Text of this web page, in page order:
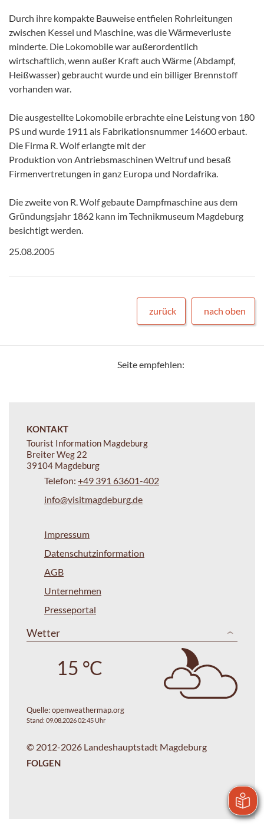
Durch ihre kompakte Bauweise entfielen Rohrleitungen
zwischen Kessel und Maschine, was die Wärmeverluste
minderte. Die Lokomobile war außerordentlich
wirtschaftlich, wenn außer Kraft auch Wärme (Abdampf,
Heißwasser) gebraucht wurde und ein billiger Brennstoff
vorhanden war.
Die ausgestellte Lokomobile erbrachte eine Leistung von 180
PS und wurde 1911 als Fabrikationsnummer 14600 erbaut.
Die Firma R. Wolf erlangte mit der
Produktion von Antriebsmaschinen Weltruf und besaß
Firmenvertretungen in ganz Europa und Nordafrika.
Die zweite von R. Wolf gebaute Dampfmaschine aus dem
Gründungsjahr 1862 kann im Technikmuseum Magdeburg
besichtigt werden.
25.08.2005
zurück nach oben
Seite empfehlen:
KONTAKT
Tourist Information Magdeburg
Breiter Weg 22
39104 Magdeburg
Telefon: +49 391 63601-402
info@visitmagdeburg.de
Impressum
Datenschutzinformation
AGB
Unternehmen
Presseportal
Wetter
15 °C
Quelle:openweathermap.org
Stand: 09.08.2026 02:45 Uhr
© 2012-2026 Landeshauptstadt Magdeburg
FOLGEN